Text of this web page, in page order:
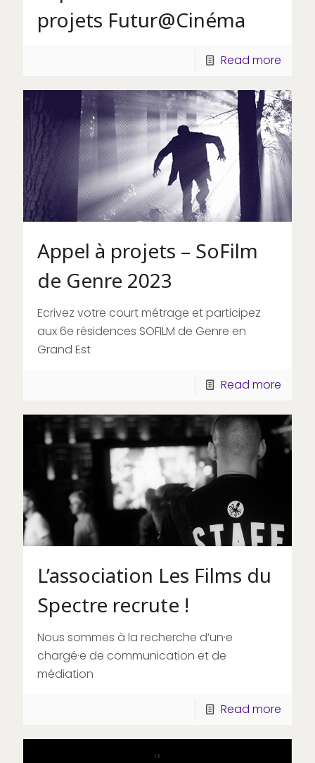
projets Futur@Cinéma
Read more
Appel à projets – SoFilm
de Genre 2023
Ecrivez votre court métrage et participez
aux 6e résidences SOFILM de Genre en
Grand Est
Read more
L’association Les Films du
Spectre recrute !
Nous sommes à la recherche d’un·e
chargé·e de communication et de
médiation
Read more